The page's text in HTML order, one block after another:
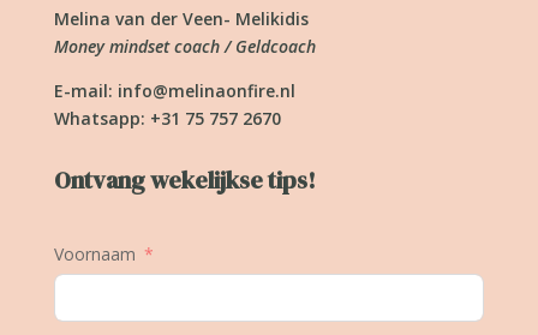
Melina van der Veen- Melikidis
Money mindset coach / Geldcoach
E-mail: info@melinaonfire.nl
Whatsapp: +31 75 757 2670
Ontvang wekelijkse tips!
Voornaam